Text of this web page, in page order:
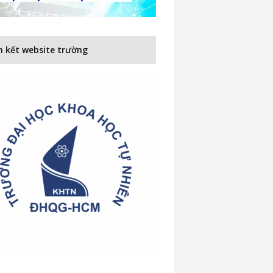
kết website trường